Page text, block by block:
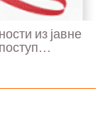
из јавне